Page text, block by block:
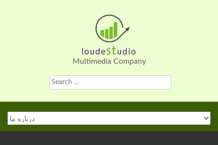
Multimedia Company
Search
for: